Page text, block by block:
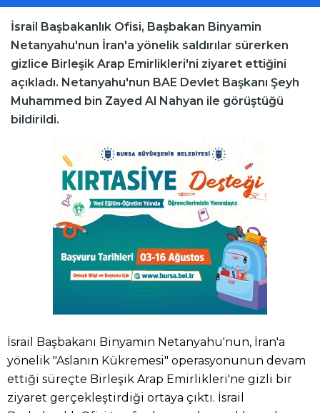
İsrail Başbakanlık Ofisi, Başbakan Binyamin
Netanyahu'nun İran'a yönelik saldırılar sürerken
gizlice Birleşik Arap Emirlikleri'ni ziyaret ettiğini
açıkladı. Netanyahu'nun BAE Devlet Başkanı Şeyh
Muhammed bin Zayed Al Nahyan ile görüştüğü
bildirildi.
İsrail Başbakanı Binyamin Netanyahu'nun, İran'a
yönelik "Aslanın Kükremesi" operasyonunun devam
ettiği süreçte Birleşik Arap Emirlikleri'ne gizli bir
ziyaret gerçekleştirdiği ortaya çıktı. İsrail